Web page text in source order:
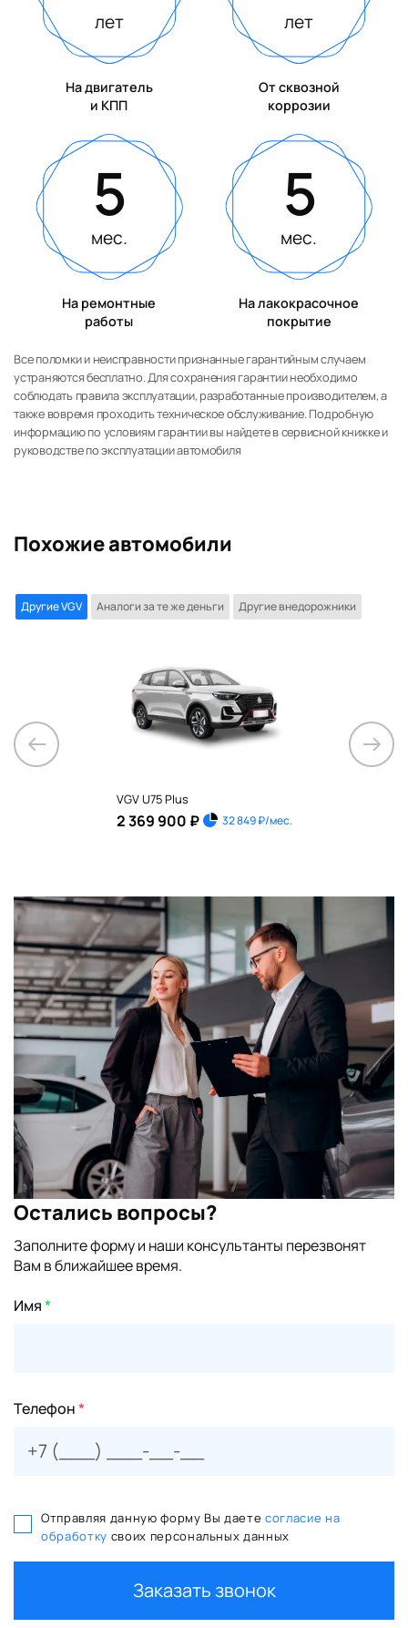
лет
На двигатель
и КПП
лет
От сквозной
коррозии
5
мес.
На ремонтные
работы
5
мес.
На лакокрасочное
покрытие
Все поломки и неисправности признанные гарантийным случаем
устраняются бесплатно. Для сохранения гарантии необходимо
соблюдать правила эксплуатации, разработанные производителем, а
также вовремя проходить техническое обслуживание. Подробную
информацию по условиям гарантии вы найдете в сервисной книжке и
руководстве по эксплуатации автомобиля
Похожие автомобили
Другие VGV Аналоги за те же деньги Другие внедорожники
VGV U75 Plus
2 369 900 ₽ 32 849 ₽/мес.
Остались вопросы?
Заполните форму и наши консультанты перезвонят
Вам в ближайшее время.
Имя*
Телефон*
Отправляя данную форму Вы даете согласие на
обработку своих персональных данных
Заказать звонок